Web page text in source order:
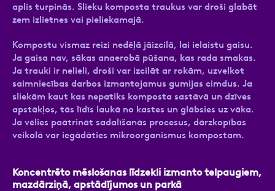
aplis turpinās. Slieku komposta traukus var droši glabāt
zem izlietnes vai pieliekamajā.
Kompostu vismaz reizi nedēļā jāizcilā, lai ielaistu gaisu.
Ja gaisa nav, sākas anaerobā pūšana, kas rada smakas.
Ja trauki ir nelieli, droši var izcilāt ar rokām, uzvelkot
saimniecības darbos izmantojamus gumijas cimdus. Ja
sliekām kaut kas nepatiks komposta sastāvā un dzīves
apstākļos, tās līdīs laukā no kastes un glābsies uz vāka.
Ja vēlies paātrināt sadalīšanās procesus, dārzkopības
veikalā var iegādāties mikroorganismus kompostam.
Koncentrēto mēslošanas līdzekli izmanto telpaugiem,
mazdārziņā, apstādījumos un parkā